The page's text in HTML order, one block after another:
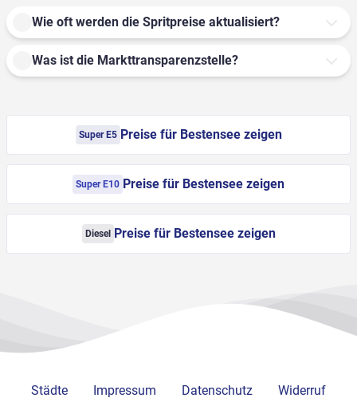
Wie oft werden die Spritpreise aktualisiert?
Was ist die Markttransparenzstelle?
Super E5 Preise für Bestensee zeigen
Super E10 Preise für Bestensee zeigen
Diesel Preise für Bestensee zeigen
Städte Impressum Datenschutz Widerruf